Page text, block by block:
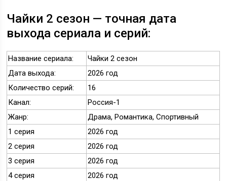
Чайки 2 сезон — точная дата
выхода сериала и серий:
Название сериала:
Чайки 2 сезон
Дата выхода:
2026 год
Количество серий:
16
Канал:
Россия-1
Жанр:
Драма, Романтика, Спортивный
1 серия
2026 год
2 серия
2026 год
3 серия
2026 год
4 серия
2026 год